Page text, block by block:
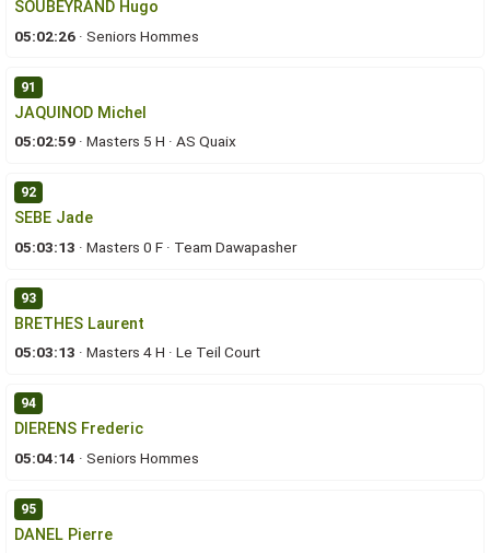
SOUBEYRAND Hugo
05:02:26 ·Seniors Hommes
91
JAQUINOD Michel
05:02:59 ·Masters 5 H ·AS Quaix
92
SEBE Jade
05:03:13 ·Masters 0 F · Team Dawapasher
93
BRETHES Laurent
05:03:13 ·Masters 4 H ·Le Teil Court
94
DIERENS Frederic
05:04:14 ·Seniors Hommes
95
DANEL Pierre